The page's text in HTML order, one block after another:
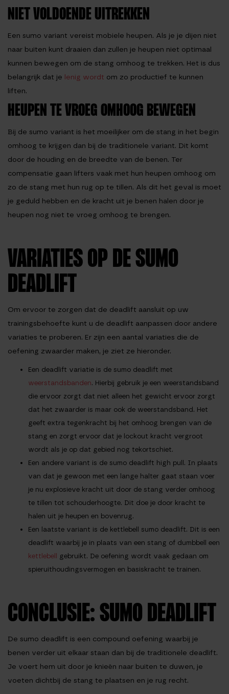
NIET VOLDOENDE UITREKKEN
Een sumo variant vereist mobiele heupen. Als je je dijen niet
naar buiten kunt draaien dan zullen je heupen niet optimaal
kunnen bewegen om de stang omhoog te trekken. Het is dus
belangrijk dat je lenig wordt om zo productief te kunnen
liften.
HEUPEN TE VROEG OMHOOG BEWEGEN
Bij de sumo variant is het moeilijker om de stang in het begin
omhoog te krijgen dan bij de traditionele variant. Dit komt
door de houding en de breedte van de benen. Ter
compensatie gaan lifters vaak met hun heupen omhoog om
zo de stang met hun rug op te tillen. Als dit het geval is moet
je geduld hebben en de kracht uit je benen halen door je
heupen nog niet te vroeg omhoog te brengen.
VARIATIES OP DE SUMO
DEADLIFT
Om ervoor te zorgen dat de deadlift aansluit op uw
trainingsbehoefte kunt u de deadlift aanpassen door andere
variaties te proberen. Er zijn een aantal variaties die de
oefening zwaarder maken, je ziet ze hieronder.
Een deadlift variatie is de sumo deadlift met
weerstandsbanden. Hierbij gebruik je een weerstandsband
die ervoor zorgt dat niet alleen het gewicht ervoor zorgt
dat het zwaarder is maar ook de weerstandsband. Het
geeft extra tegenkracht bij het omhoog brengen van de
stang en zorgt ervoor dat je lockout kracht vergroot
wordt als je op dat gebied nog tekortschiet.
Een andere variant is de sumo deadlift high pull. In plaats
van dat je gewoon met een lange halter gaat staan voer
je nu explosieve kracht uit door de stang verder omhoog
te tillen tot schouderhoogte. Dit doe je door kracht te
halen uit je heupen en bovenrug.
Een laatste variant is de kettlebell sumo deadlift. Dit is een
deadlift waarbij je in plaats van een stang of dumbbell een
kettlebell gebruikt. De oefening wordt vaak gedaan om
spieruithoudingsvermogen en basiskracht te trainen.
CONCLUSIE: SUMO DEADLIFT
De sumo deadlift is een compound oefening waarbij je
benen verder uit elkaar staan dan bij de traditionele deadlift.
Je voert hem uit door je knieën naar buiten te duwen, je
voeten dichtbij de stang te plaatsen en je rug recht.